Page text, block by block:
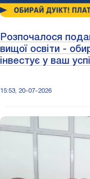
Розпочалося
вищої освіти -
інвестує у ваш
15:53, 20-07-2026